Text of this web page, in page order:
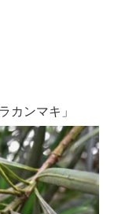
カンマキ」